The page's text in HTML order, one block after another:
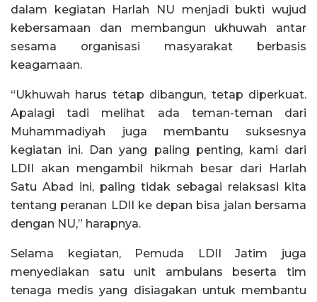
dalam kegiatan Harlah NU menjadi bukti wujud
kebersamaan dan membangun ukhuwah antar
sesama organisasi masyarakat berbasis
keagamaan.
“Ukhuwah harus tetap dibangun, tetap diperkuat.
Apalagi tadi melihat ada teman-teman dari
Muhammadiyah juga membantu suksesnya
kegiatan ini. Dan yang paling penting, kami dari
LDII akan mengambil hikmah besar dari Harlah
Satu Abad ini, paling tidak sebagai relaksasi kita
tentang peranan LDII ke depan bisa jalan bersama
dengan NU,” harapnya.
Selama kegiatan, Pemuda LDII Jatim juga
menyediakan satu unit ambulans beserta tim
tenaga medis yang disiagakan untuk membantu